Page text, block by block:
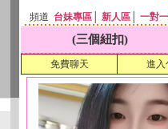
頻道 台妹專區 新人區 一對
(三個紐扣)
免費聊天 進入